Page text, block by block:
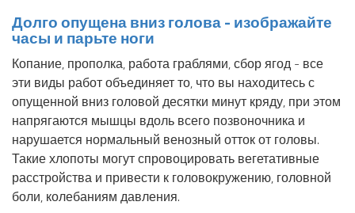
Долго опущена вниз голова - изображайте
часы и парьте ноги
Копание, прополка, работа граблями, сбор ягод - все
эти виды работ объединяет то, что вы находитесь с
опущенной вниз головой десятки минут кряду, при этом
напрягаются мышцы вдоль всего позвоночника и
нарушается нормальный венозный отток от головы.
Такие хлопоты могут спровоцировать вегетативные
расстройства и привести к головокружению, головной
боли, колебаниям давления.